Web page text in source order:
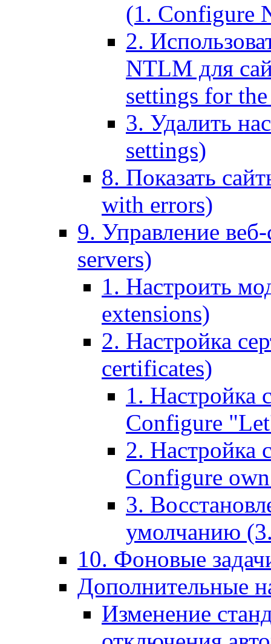
(1. Configure
2.
NTLM для
settings for
3. Удалить
settings)
8. Показать
with errors)
9. Управление
servers)
1. Настроить
extensions)
2. Настройка
certificates)
1. Настройка
Configure
2. Настройка
Configure
3.
умолчанию
10. Фоновые
Дополнительные
Изменение